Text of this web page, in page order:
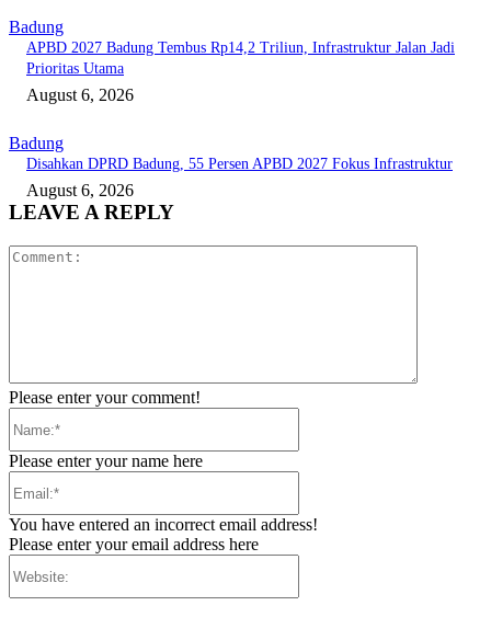
Badung
APBD 2027 Badung Tembus Rp14,2 Triliun, Infrastruktur Jalan Jadi
Prioritas Utama
August 6, 2026
Badung
Disahkan DPRD Badung, 55 Persen APBD 2027 Fokus Infrastruktur
August 6, 2026
LEAVE A REPLY
Please enter your comment!
Please enter your name here
You have entered an incorrect email address!
Please enter your email address here